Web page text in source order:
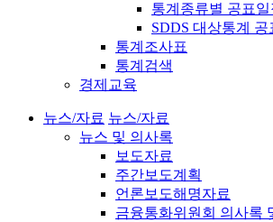
통계종류별 공표일
SDDS 대상통계 공
통계조사표
통계검색
경제교육
뉴스/자료 뉴스/자료
뉴스 및 의사록
보도자료
주간보도계획
언론보도해명자료
금융통화위원회 의사록